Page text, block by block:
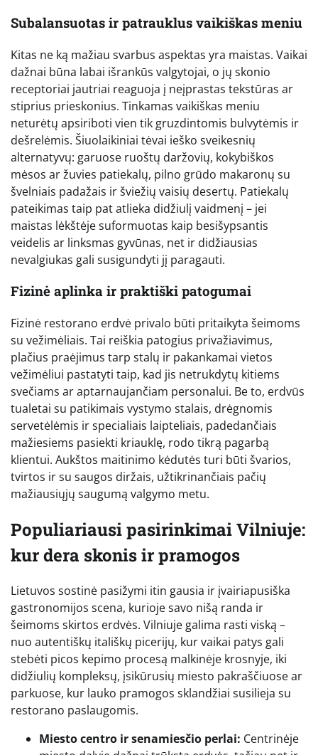
Subalansuotas ir patrauklus vaikiškas meniu
Kitas ne ką mažiau svarbus aspektas yra maistas. Vaikai
dažnai būna labai išrankūs valgytojai, o jų skonio
receptoriai jautriai reaguoja į neįprastas tekstūras ar
stiprius prieskonius. Tinkamas vaikiškas meniu
neturėtų apsiriboti vien tik gruzdintomis bulvytėmis ir
dešrelėmis. Šiuolaikiniai tėvai ieško sveikesnių
alternatyvų: garuose ruoštų daržovių, kokybiškos
mėsos ar žuvies patiekalų, pilno grūdo makaronų su
švelniais padažais ir šviežių vaisių desertų. Patiekalų
pateikimas taip pat atlieka didžiulį vaidmenį – jei
maistas lėkštėje suformuotas kaip besišypsantis
veidelis ar linksmas gyvūnas, net ir didžiausias
nevalgiukas gali susigundyti jį paragauti.
Fizinė aplinka ir praktiški patogumai
Fizinė restorano erdvė privalo būti pritaikyta šeimoms
su vežimėliais. Tai reiškia patogius privažiavimus,
plačius praėjimus tarp stalų ir pakankamai vietos
vežimėliui pastatyti taip, kad jis netrukdytų kitiems
svečiams ar aptarnaujančiam personalui. Be to, erdvūs
tualetai su patikimais vystymo stalais, drėgnomis
servetėlėmis ir specialiais laipteliais, padedančiais
mažiesiems pasiekti kriauklę, rodo tikrą pagarbą
klientui. Aukštos maitinimo kėdutės turi būti švarios,
tvirtos ir su saugos diržais, užtikrinančiais pačių
mažiausiųjų saugumą valgymo metu.
Populiariausi pasirinkimai Vilniuje:
kur dera skonis ir pramogos
Lietuvos sostinė pasižymi itin gausia ir įvairiapusiška
gastronomijos scena, kurioje savo nišą randa ir
šeimoms skirtos erdvės. Vilniuje galima rasti viską –
nuo autentiškų itališkų picerijų, kur vaikai patys gali
stebėti picos kepimo procesą malkinėje krosnyje, iki
didžiulių kompleksų, įsikūrusių miesto pakraščiuose ar
parkuose, kur lauko pramogos sklandžiai susilieja su
restorano paslaugomis.
Miesto centro ir senamiesčio perlai: Centrinėje